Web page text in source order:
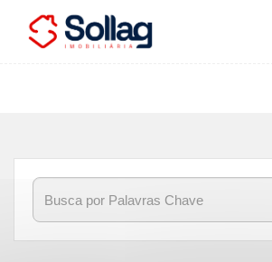
Início»Blog»imóveis sustentáveis